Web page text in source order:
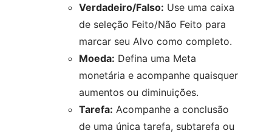
Verdadeiro/Falso: Use uma caixa
de seleção Feito/Não Feito para
marcar seu Alvo como completo.
Moeda: Defina uma Meta
monetária e acompanhe quaisquer
aumentos ou diminuições.
Tarefa: Acompanhe a conclusão
de uma única tarefa, subtarefa ou